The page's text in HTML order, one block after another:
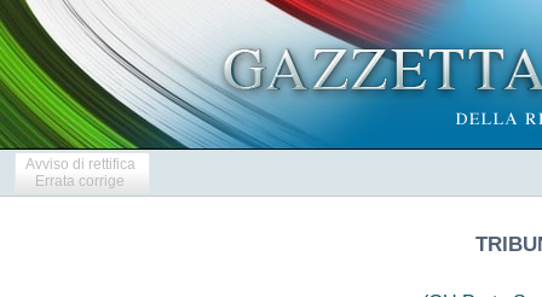
Avviso di rettifica
Errata corrige